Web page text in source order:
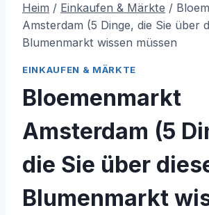
Heim / Einkaufen & Märkte /
Amsterdam (5 Dinge, die Sie über
Blumenmarkt wissen müssen
EINKAUFEN & MÄRKTE
Bloemenmarkt
Amsterdam (5
die Sie über
Blumenmarkt